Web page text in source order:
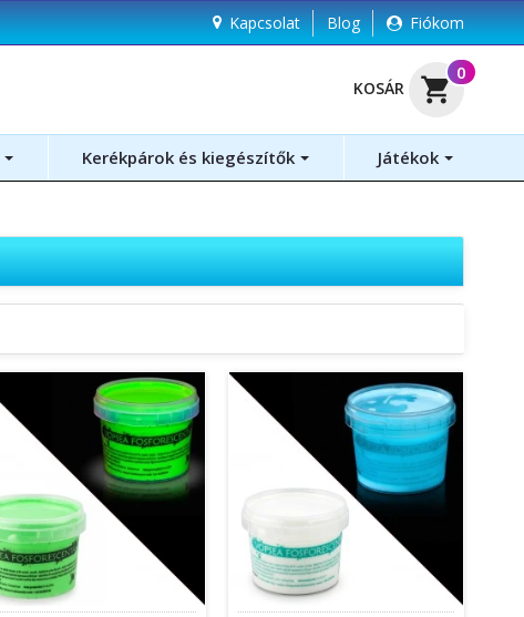
Kapcsolat Blog Fiókom
KOSÁR shopping_cart
0 )
Kerékpárok és kiegészítők Játékok